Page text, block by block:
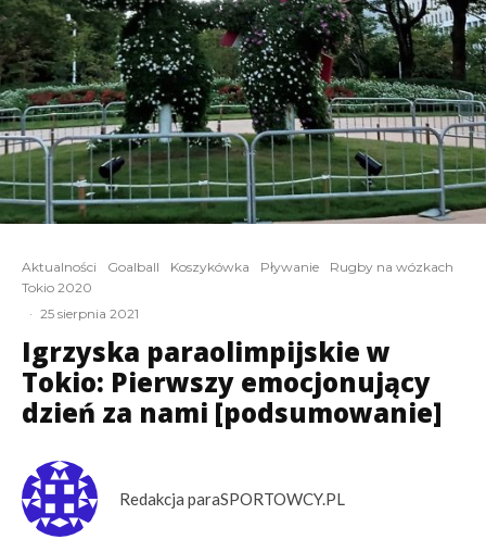
Aktualności Goalball Koszykówka Pływanie
Rugby na wózkach
Tokio 2020
· 25 sierpnia 2021
Igrzyska paraolimpijskie w
Tokio: Pierwszy emocjonujący
dzień za nami [podsumowanie]
Redakcja paraSPORTOWCY.PL